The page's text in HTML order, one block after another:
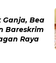
Ganja, Bea
Bareskrim
Raya